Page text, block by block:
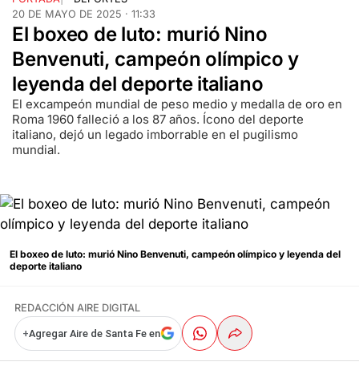
20 DE MAYO DE 2025 · 11:33
El boxeo de luto: murió Nino
Benvenuti, campeón olímpico y
leyenda del deporte italiano
El excampeón mundial de peso medio y medalla de oro en
Roma 1960 falleció a los 87 años. Ícono del deporte
italiano, dejó un legado imborrable en el pugilismo
mundial.
El boxeo de luto: murió Nino Benvenuti, campeón olímpico y leyenda del
deporte italiano
REDACCIÓN AIRE DIGITAL
+Agregar Aire de Santa Fe en